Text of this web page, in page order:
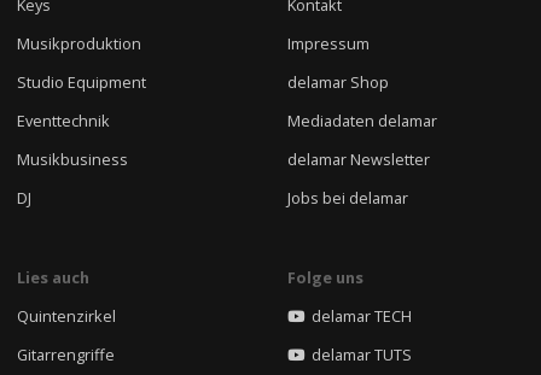
Keys
Musikproduktion
Studio Equipment
Eventtechnik
Musikbusiness
DJ
Kontakt
Impressum
delamar Shop
Mediadaten delamar
delamar Newsletter
Jobs bei delamar
Lies auch
Quintenzirkel
Gitarrengriffe
Folge uns
delamar TECH
delamar TUTS